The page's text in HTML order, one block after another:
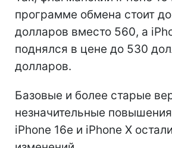
программе обмена стоит
долларов вместо 560, а
поднялся в цене до 530
долларов.
Базовые и более старые
незначительные
iPhone 16e и iPhone X